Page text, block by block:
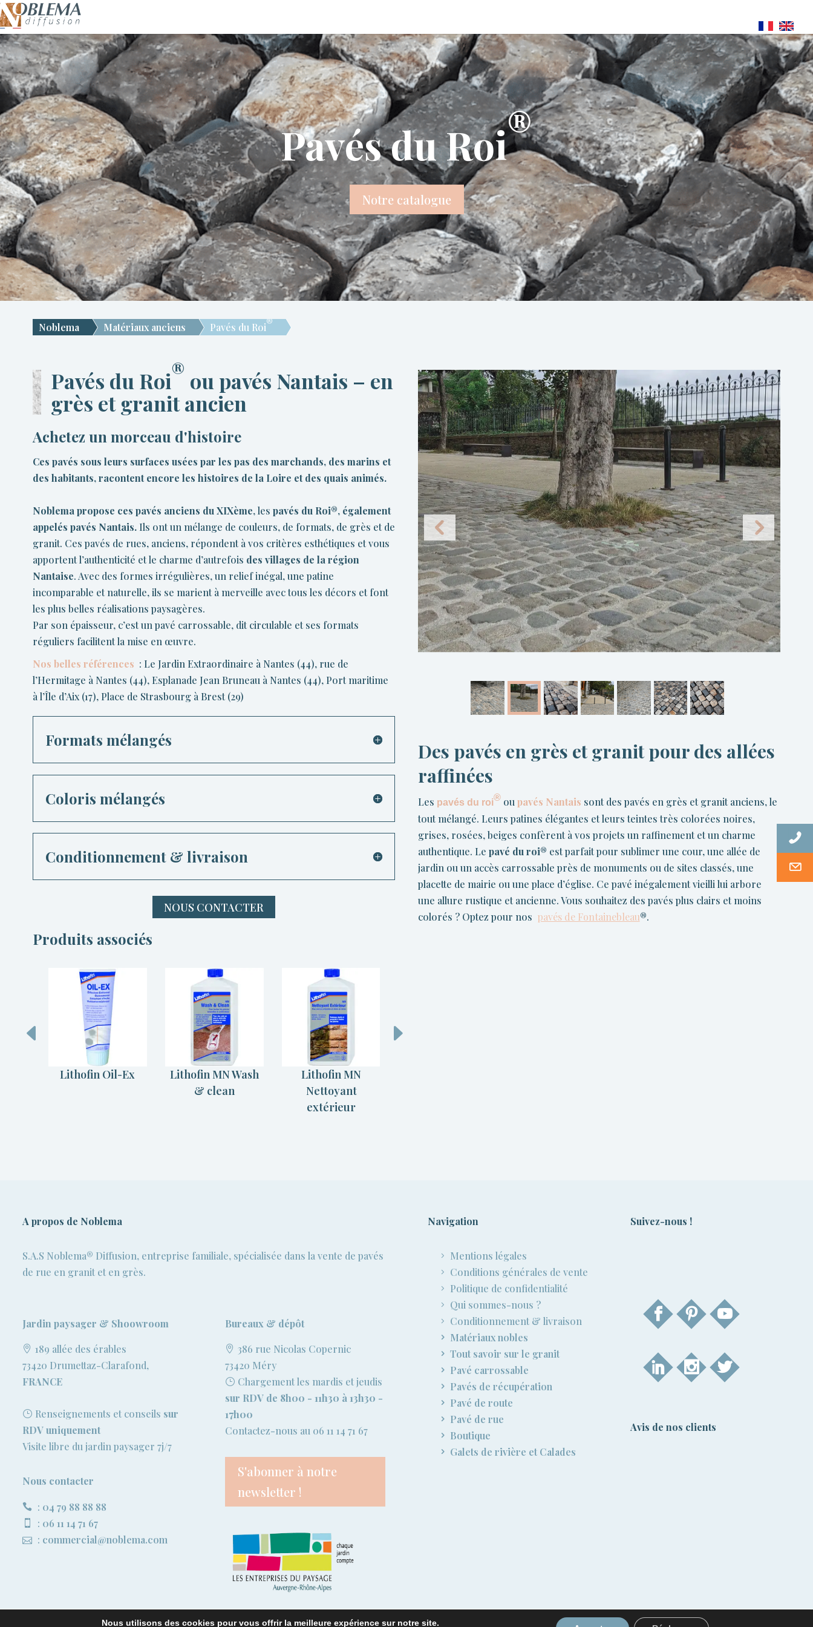
Pavés du Roi®
Notre catalogue
Noblema Matériaux anciens Pavés du Roi®
Pavés du Roi® ou pavés Nantais – en
grès et granit ancien
Achetez un morceau d'histoire
Ces pavés sous leurs surfaces usées par les pas des marchands, des marins et
des habitants, racontent encore les histoires de la Loire et des quais animés.
Noblema propose ces pavés anciens du XIXème, les pavés du Roi®, également
appelés pavés Nantais. Ils ont un mélange de couleurs, de formats, de grès et de
granit. Ces pavés de rues, anciens, répondent à vos critères esthétiques et vous
apportent l’authenticité et le charme d’autrefois des villages de la région
Nantaise. Avec des formes irrégulières, un relief inégal, une patine
incomparable et naturelle, ils se marient à merveille avec tous les décors et font
les plus belles réalisations paysagères.
Par son épaisseur, c’est un pavé carrossable, dit circulable et ses formats
réguliers facilitent la mise en œuvre.
Nos belles références : Le Jardin Extraordinaire à Nantes (44), rue de
l’Hermitage à Nantes (44), Esplanade Jean Bruneau à Nantes (44), Port maritime
à l’Île d’Aix (17), Place de Strasbourg à Brest (29)
Formats mélangés
Coloris mélangés
Conditionnement & livraison
NOUS CONTACTER
Produits associés
Lithofin Oil-Ex
Lithofin MN Wash
& clean
Lithofin MN
Nettoyant
extérieur
Des pavés en grès et granit pour des allées
raffinées
Les pavés du roi®ou pavés Nantais sont des pavés en grès et granit anciens, le
tout mélangé. Leurs patines élégantes et leurs teintes très colorées noires,
grises, rosées, beiges confèrent à vos projets un raffinement et un charme
authentique. Le pavé du roi® est parfait pour sublimer une cour, une allée de
jardin ou un accès carrossable près de monuments ou de sites classés, une
placette de mairie ou une place d’église. Ce pavé inégalement vieilli lui arbore
une allure rustique et ancienne. Vous souhaitez des pavés plus clairs et moins
colorés ? Optez pour nos pavés de Fontainebleau®.
A propos de Noblema
S.A.S Noblema® Diffusion, entreprise familiale, spécialisée dans la vente de pavés
de rue en granit et en grès.
Jardin paysager & Shoowroom
189 allée des érables
73420 Drumettaz-Clarafond,
FRANCE
Renseignements et conseils sur
RDV uniquement
Visite libre du jardin paysager 7j/7
Nous contacter
: 04 79 88 88 88
: 06 11 14 71 67
: commercial@noblema.com
Bureaux & dépôt
386 rue Nicolas Copernic
73420 Méry
Chargement les mardis et jeudis
sur RDV de 8h00 - 11h30 à 13h30 -
17h00
Contactez-nous au 06 11 14 71 67
S'abonner à notre
newsletter !
Navigation
Mentions légales
Conditions générales de vente
Politique de confidentialité
Qui sommes-nous ?
Conditionnement & livraison
Matériaux nobles
Tout savoir sur le granit
Pavé carrossable
Pavés de récupération
Pavé de route
Pavé de rue
Boutique
Galets de rivière et Calades
Suivez-nous !
Avis de nos clients
Nous utilisons des cookies pour vous offrir la meilleure expérience sur notre site.